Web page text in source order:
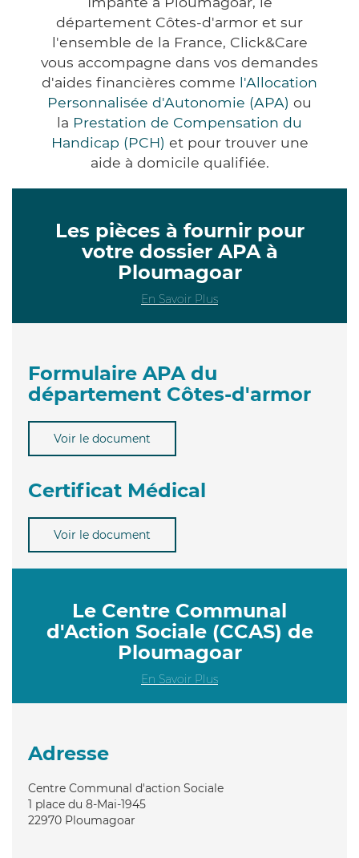
département Côtes-d'armor et sur
l'ensemble de la France, Click&Care
vous accompagne dans vos demandes
d'aides financières comme l'Allocation
Personnalisée d'Autonomie (APA) ou
la Prestation de Compensation du
Handicap (PCH) et pour trouver une
aide à domicile qualifiée.
Les pièces à fournir pour
votre dossier APA à
Ploumagoar
En Savoir Plus
Formulaire APA du
département Côtes-d'armor
Voir le document
Certificat Médical
Voir le document
Le Centre Communal
d'Action Sociale (CCAS) de
Ploumagoar
En Savoir Plus
Adresse
Centre Communal d'action Sociale
1 place du 8-Mai-1945
22970 Ploumagoar